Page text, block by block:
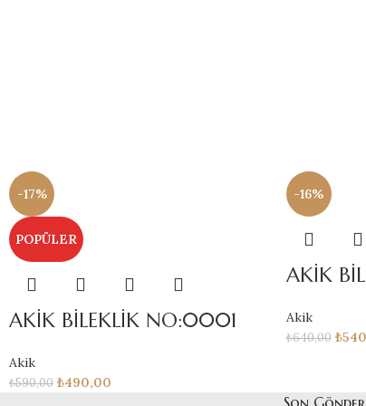
-17%
POPÜLER
AKİK BİLEKLİK NO:0001
Akik
₺590,00 ₺490,00
-16%
AKİK
Akik
₺640,00 ₺
Son